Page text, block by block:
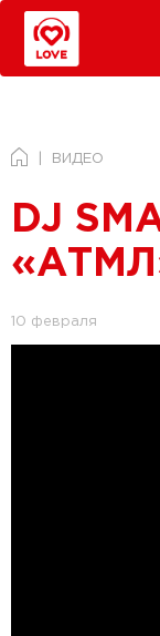
ВИДЕО
DJ
10 февраля